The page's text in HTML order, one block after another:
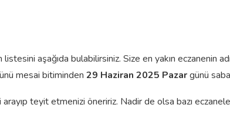
aşağıda bulabilirsiniz. Size en yakın eczanenin
mesai bitiminden 29 Haziran 2025 Pazargünü
teyit etmenizi öneririz. Nadir de olsa bazı